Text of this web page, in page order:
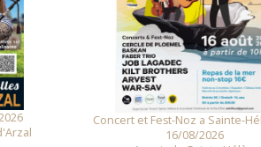
Concert et Fest-Noz a Sainte-
16/08/2026